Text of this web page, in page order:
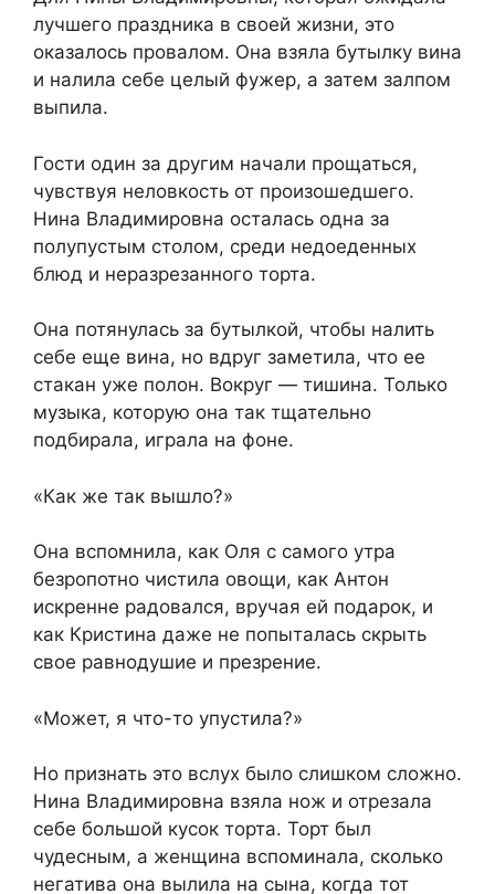
лучшего праздника в своей жизни, это
оказалось провалом. Она взяла бутылку вина
и налила себе целый фужер, а затем залпом
выпила.
Гости один за другим начали прощаться,
чувствуя неловкость от произошедшего.
Нина Владимировна осталась одна за
полупустым столом, среди недоеденных
блюд и неразрезанного торта.
Она потянулась за бутылкой, чтобы налить
себе еще вина, но вдруг заметила, что ее
стакан уже полон. Вокруг — тишина. Только
музыка, которую она так тщательно
подбирала, играла на фоне.
«Как же так вышло?»
Она вспомнила, как Оля с самого утра
безропотно чистила овощи, как Антон
искренне радовался, вручая ей подарок, и
как Кристина даже не попыталась скрыть
свое равнодушие и презрение.
«Может, я что-то упустила?»
Но признать это вслух было слишком сложно.
Нина Владимировна взяла нож и отрезала
себе большой кусок торта. Торт был
чудесным, а женщина вспоминала, сколько
негатива она вылила на сына, когда тот